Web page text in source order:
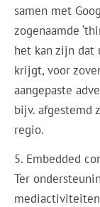
samen met
zogenaamde
het kan zijn dat
krijgt, voor
aangepaste
bijv. afgestemd
regio.
5. Embedded
Ter